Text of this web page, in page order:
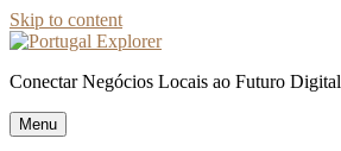
Skip to content
Conectar Negócios Locais ao Futuro Digital
Menu